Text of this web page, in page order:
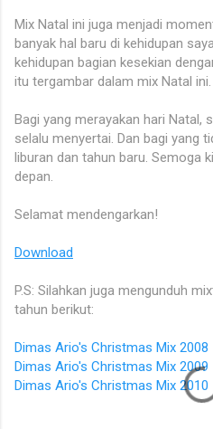
Mix Natal ini juga menjadi
banyak hal baru di kehidupan
kehidupan bagian kesekian
itu tergambar dalam mix Natal ini.
Bagi yang merayakan hari Natal,
selalu menyertai. Dan bagi yang
liburan dan tahun baru. Semoga
depan.
Selamat mendengarkan!
Download
P.S: Silahkan juga mengunduh
tahun berikut:
Dimas Ario's Christmas Mix 2008
Dimas Ario's Christmas Mix 2009
Dimas Ario's Christmas Mix 2010